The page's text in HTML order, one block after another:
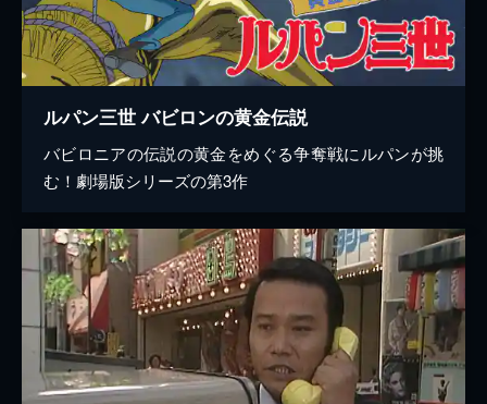
ルパン三世 バビロンの黄金伝説
バビロニアの伝説の黄金をめぐる争奪戦にルパンが挑
む！劇場版シリーズの第3作